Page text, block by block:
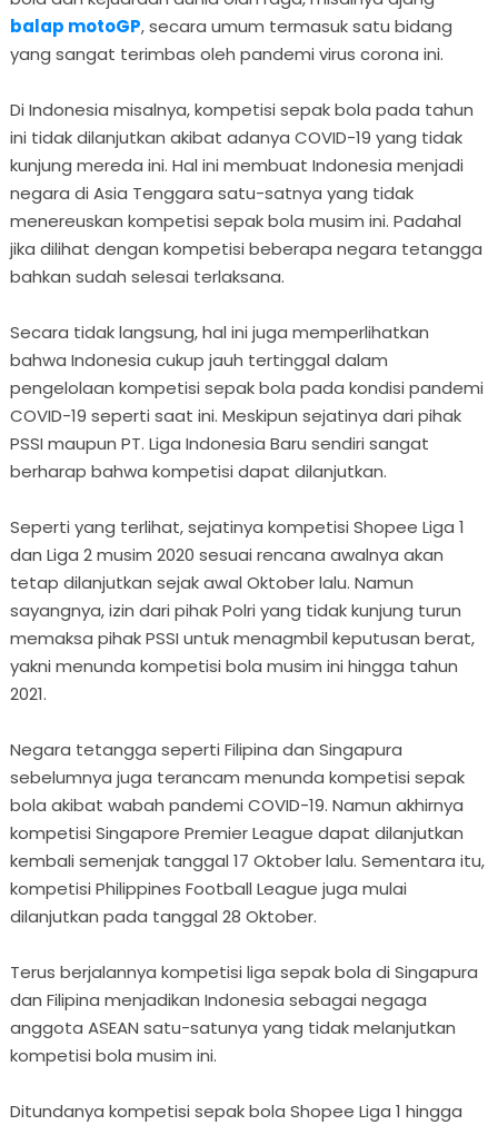
balap motoGP, secara umum termasuk satu bidang
yang sangat terimbas oleh pandemi virus corona ini.
Di Indonesia misalnya, kompetisi sepak bola pada tahun
ini tidak dilanjutkan akibat adanya COVID-19 yang tidak
kunjung mereda ini. Hal ini membuat Indonesia menjadi
negara di Asia Tenggara satu-satnya yang tidak
menereuskan kompetisi sepak bola musim ini. Padahal
jika dilihat dengan kompetisi beberapa negara tetangga
bahkan sudah selesai terlaksana.
Secara tidak langsung, hal ini juga memperlihatkan
bahwa Indonesia cukup jauh tertinggal dalam
pengelolaan kompetisi sepak bola pada kondisi pandemi
COVID-19 seperti saat ini. Meskipun sejatinya dari pihak
PSSI maupun PT. Liga Indonesia Baru sendiri sangat
berharap bahwa kompetisi dapat dilanjutkan.
Seperti yang terlihat, sejatinya kompetisi Shopee Liga 1
dan Liga 2 musim 2020 sesuai rencana awalnya akan
tetap dilanjutkan sejak awal Oktober lalu. Namun
sayangnya, izin dari pihak Polri yang tidak kunjung turun
memaksa pihak PSSI untuk menagmbil keputusan berat,
yakni menunda kompetisi bola musim ini hingga tahun
2021.
Negara tetangga seperti Filipina dan Singapura
sebelumnya juga terancam menunda kompetisi sepak
bola akibat wabah pandemi COVID-19. Namun akhirnya
kompetisi Singapore Premier League dapat dilanjutkan
kembali semenjak tanggal 17 Oktober lalu. Sementara itu,
kompetisi Philippines Football League juga mulai
dilanjutkan pada tanggal 28 Oktober.
Terus berjalannya kompetisi liga sepak bola di Singapura
dan Filipina menjadikan Indonesia sebagai negaga
anggota ASEAN satu-satunya yang tidak melanjutkan
kompetisi bola musim ini.
Ditundanya kompetisi sepak bola Shopee Liga 1 hingga